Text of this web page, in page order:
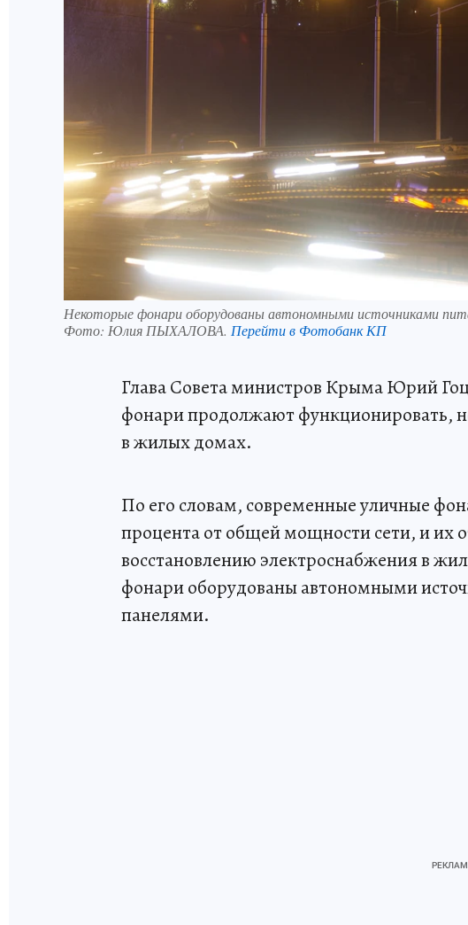
Некоторые фонари оборудованы автономными источниками
Фото: Юлия ПЫХАЛОВА. Перейти в Фотобанк КП
Глава Совета министров Крыма Юрий
фонари продолжают функционировать,
в жилых домах.
По его словам, современные уличные
процента от общей мощности сети, и их
восстановлению электроснабжения в
фонари оборудованы автономными
панелями.